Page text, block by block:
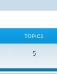
TOPICS
5